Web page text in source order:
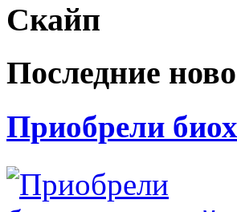
Скайп
Последние
Приобрели